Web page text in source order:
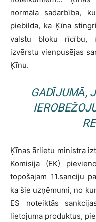
normāla sadarbība,
piebilda, ka Ķīna
valstu bloku rīcību,
izvērstu vienpusējas
Ķīnu.
GADĪJUMĀ,
Ķīnas ārlietu ministra
Komisija (EK)
topošajam 11.sanciju
ka šie uzņēmumi, no
ES noteiktās
lietojuma produktus,